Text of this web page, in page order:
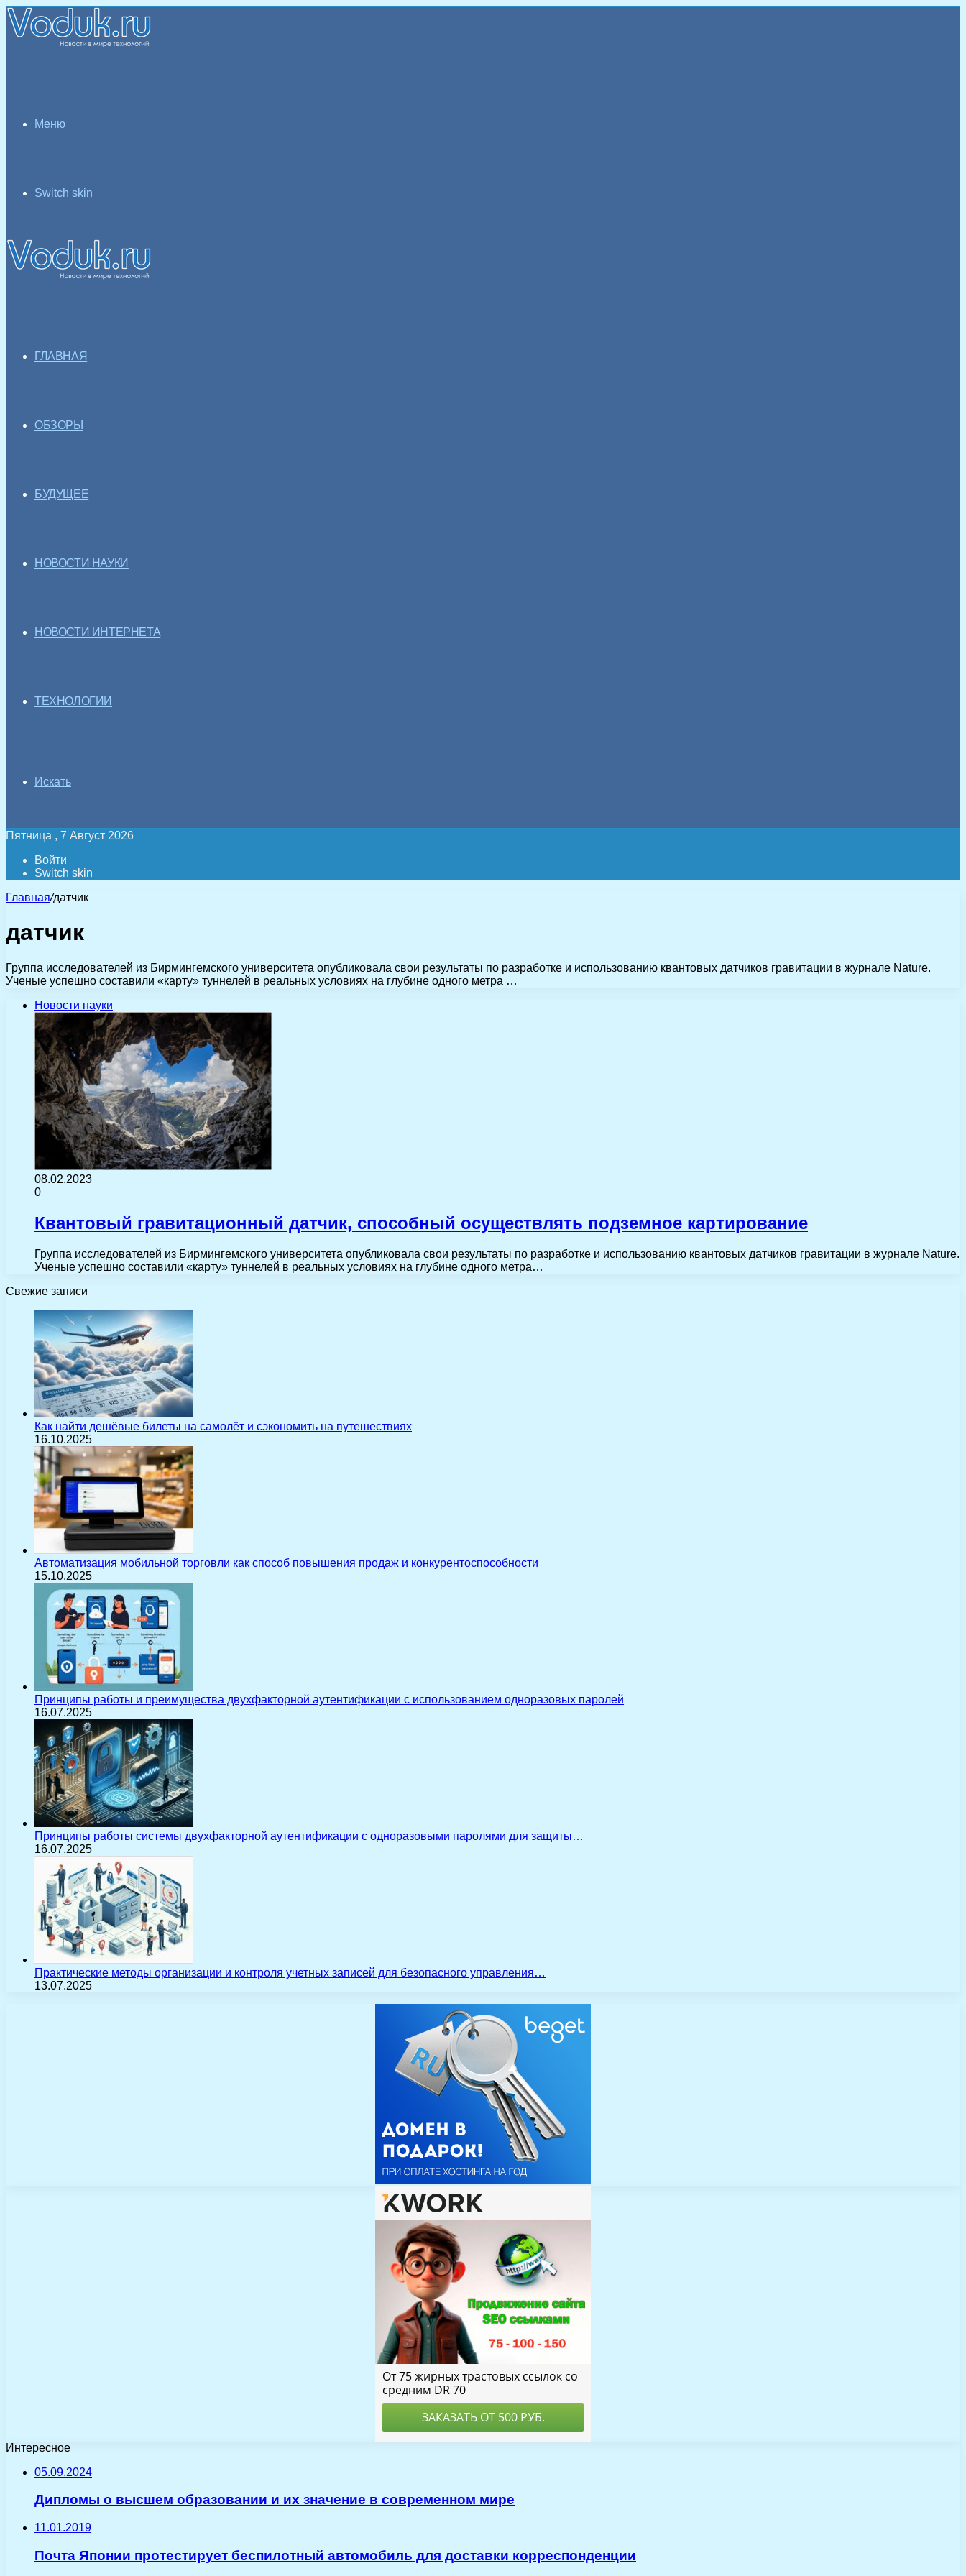
Меню
Switch skin
ГЛАВНАЯ
ОБЗОРЫ
БУДУЩЕЕ
НОВОСТИ НАУКИ
НОВОСТИ ИНТЕРНЕТА
ТЕХНОЛОГИИ
Искать
Пятница , 7 Август 2026
Войти
Switch skin
Главная/датчик
датчик
Группа исследователей из Бирмингемского университета опубликовала свои результаты по разработке и использованию квантовых датчиков гравитации в журнале Nature.
Ученые успешно составили «карту» туннелей в реальных условиях на глубине одного метра …
Новости науки
08.02.2023
0
Квантовый гравитационный датчик, способный осуществлять подземное картирование
Группа исследователей из Бирмингемского университета опубликовала свои результаты по разработке и использованию квантовых датчиков гравитации в журнале Nature.
Ученые успешно составили «карту» туннелей в реальных условиях на глубине одного метра…
Свежие записи
Как найти дешёвые билеты на самолёт и сэкономить на путешествиях
16.10.2025
Автоматизация мобильной торговли как способ повышения продаж и конкурентоспособности
15.10.2025
Принципы работы и преимущества двухфакторной аутентификации с использованием одноразовых паролей
16.07.2025
Принципы работы системы двухфакторной аутентификации с одноразовыми паролями для защиты…
16.07.2025
Практические методы организации и контроля учетных записей для безопасного управления…
13.07.2025
Интересное
05.09.2024
Дипломы о высшем образовании и их значение в современном мире
11.01.2019
Почта Японии протестирует беспилотный автомобиль для доставки корреспонденции